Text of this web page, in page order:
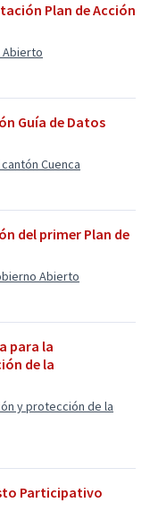
Plan de Acción
Abierto
Guía de Datos
Cuenca
del primer Plan de
Abierto
para la
de la
y protección de la
Participativo